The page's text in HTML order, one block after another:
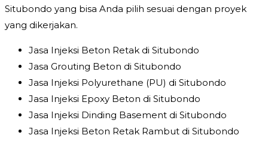
Situbondo yang bisa Anda pilih sesuai dengan proyek
yang dikerjakan.
Jasa Injeksi Beton Retak di Situbondo
Jasa Grouting Beton di Situbondo
Jasa Injeksi Polyurethane (PU) di Situbondo
Jasa Injeksi Epoxy Beton di Situbondo
Jasa Injeksi Dinding Basement di Situbondo
Jasa Injeksi Beton Retak Rambut di Situbondo